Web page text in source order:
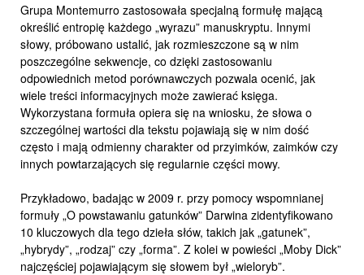
Grupa Montemurro zastosowała specjalną formułę mającą
określić entropię każdego „wyrazu” manuskryptu. Innymi
słowy, próbowano ustalić, jak rozmieszczone są w nim
poszczególne sekwencje, co dzięki zastosowaniu
odpowiednich metod porównawczych pozwala ocenić, jak
wiele treści informacyjnych może zawierać księga.
Wykorzystana formuła opiera się na wniosku, że słowa o
szczególnej wartości dla tekstu pojawiają się w nim dość
często i mają odmienny charakter od przyimków, zaimków czy
innych powtarzających się regularnie części mowy.
Przykładowo, badając w 2009 r. przy pomocy wspomnianej
formuły „O powstawaniu gatunków” Darwina zidentyfikowano
10 kluczowych dla tego dzieła słów, takich jak „gatunek”,
„hybrydy”, „rodzaj” czy „forma”. Z kolei w powieści „Moby Dick”
najczęściej pojawiającym się słowem był „wieloryb”.